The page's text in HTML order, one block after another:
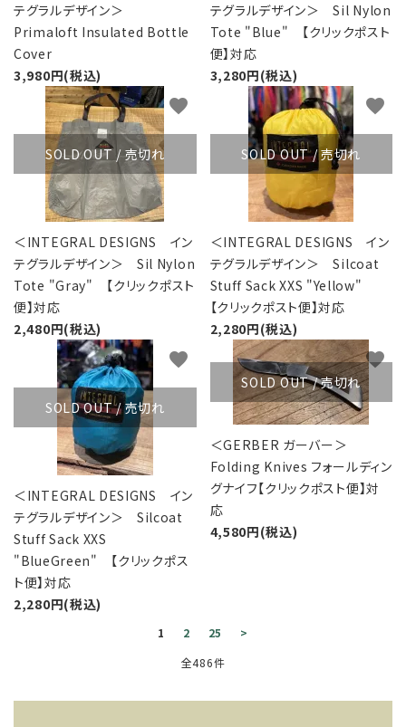
テグラルデザイン＞
Primaloft Insulated Bottle
Cover
3,980円(税込)
テグラルデザイン＞ Sil Nylon
Tote "Blue" 【クリックポスト
便】対応
3,280円(税込)
SOLD OUT / 売切れ
＜INTEGRAL DESIGNS イン
テグラルデザイン＞ Sil Nylon
Tote "Gray" 【クリックポスト
便】対応
2,480円(税込)
favorite
SOLD OUT / 売切れ
＜INTEGRAL DESIGNS イン
テグラルデザイン＞ Silcoat
Stuff Sack XXS "Yellow"
【クリックポスト便】対応
2,280円(税込)
favorite
SOLD OUT / 売切れ
＜INTEGRAL DESIGNS イン
テグラルデザイン＞ Silcoat
Stuff Sack XXS
"BlueGreen" 【クリックポス
ト便】対応
2,280円(税込)
favorite
SOLD OUT / 売切れ
＜GERBER ガーバー＞
Folding Knives フォールディン
グナイフ【クリックポスト便】対
応
4,580円(税込)
favorite
1 2 25
>
全486件